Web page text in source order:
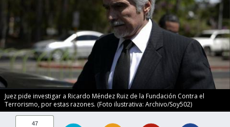
Juez pide investigar a Ricardo Méndez Ruiz de la Fundación Contra el
Terrorismo, por estas razones. (Foto ilustrativa: Archivo/Soy502)
47